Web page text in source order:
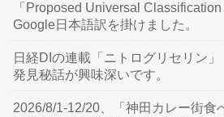
「Proposed Universal
Google日本語訳を掛けました。
日経DIの連載「ニトログリセリン
発見秘話が興味深いです。
2026/8/1-12/20、「神田カレー街食